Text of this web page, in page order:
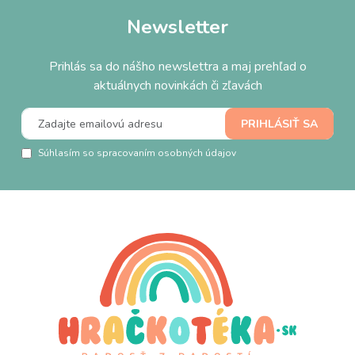
Newsletter
Prihlás sa do nášho newslettra a maj prehľad o
aktuálnych novinkách či zľavách
Súhlasím so spracovaním osobných údajov